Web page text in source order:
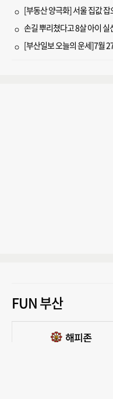
[부동산 양극화] 서울 집값
손길 뿌리쳤다고 8살 아이
[부산일보 오늘의 운세]7월
FUN 부산